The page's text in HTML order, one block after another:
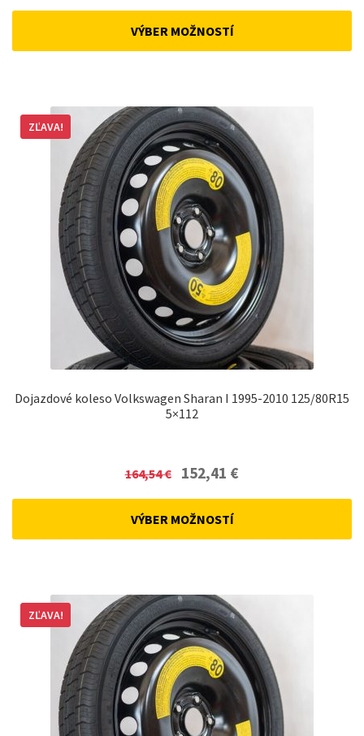
was:
VÝBER MOŽNOSTÍ
Dojazdové koleso Volkswagen Sharan I 1995-2010 125/80R15
5×112
ZĽAVA!
164,54€ Original
was:
152,41 €
VÝBER MOŽNOSTÍ
ZĽAVA!